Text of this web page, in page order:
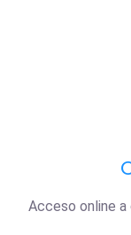
Acceso online